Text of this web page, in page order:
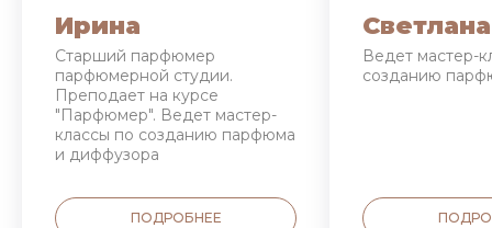
Ирина
Старший парфюмер
парфюмерной студии.
Преподает на курсе
"Парфюмер". Ведет мастер-
классы по созданию парфюма
и диффузора
ПОДРОБНЕЕ
Светлана
Ведет мастер-
созданию